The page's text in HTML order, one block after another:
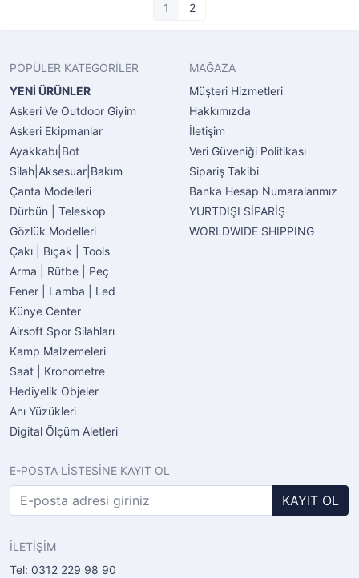
1 2
POPÜLER KATEGORİLER
YENİ ÜRÜNLER
Askeri Ve Outdoor Giyim
Askeri Ekipmanlar
Ayakkabı|Bot
Silah|Aksesuar|Bakım
Çanta Modelleri
Dürbün | Teleskop
Gözlük Modelleri
Çakı | Bıçak | Tools
Arma | Rütbe | Peç
Fener | Lamba | Led
Künye Center
Airsoft Spor Silahları
Kamp Malzemeleri
Saat | Kronometre
Hediyelik Objeler
Anı Yüzükleri
Digital Ölçüm Aletleri
MAĞAZA
Müşteri Hizmetleri
Hakkımızda
İletişim
Veri Güveniği Politikası
Sipariş Takibi
Banka Hesap Numaralarımız
YURTDIŞI SİPARİŞ
WORLDWIDE SHIPPING
E-POSTA LİSTESİNE KAYIT OL
KAYIT OL
İLETİŞİM
Tel: 0312 229 98 90